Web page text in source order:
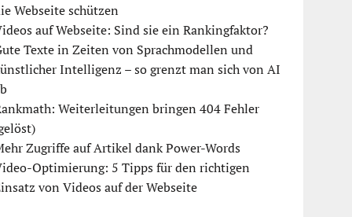
Webseite schützen
auf Webseite: Sind sie ein Rankingfaktor?
Texte in Zeiten von Sprachmodellen und
Intelligenz – so grenzt man sich von AI
Weiterleitungen bringen 404 Fehler
Zugriffe auf Artikel dank Power-Words
Optimierung: 5 Tipps für den richtigen
von Videos auf der Webseite